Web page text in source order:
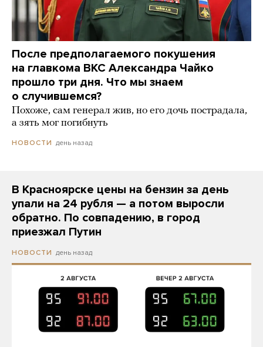
После предполагаемого покушения
на главкома ВКС Александра Чайко
прошло три дня. Что мы знаем
о случившемся?
Похоже, сам генерал жив, но его дочь пострадала,
а зять мог погибнуть
НОВОСТИ день назад
В Красноярске цены на бензин за день
упали на 24 рубля — а потом выросли
обратно. По совпадению, в город
приезжал Путин
НОВОСТИ день назад